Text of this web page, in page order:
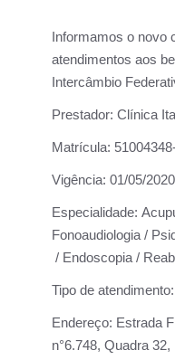
Informamos o novo
atendimentos aos
Intercâmbio
Prestador: Clínica
Matrícula:
Vigência: 01/05/2020
Especialidade:
Fonoaudiologia /
/ Endoscopia /
Tipo de atendimento:
Endereço: Estrada
n°6.748, Quadra